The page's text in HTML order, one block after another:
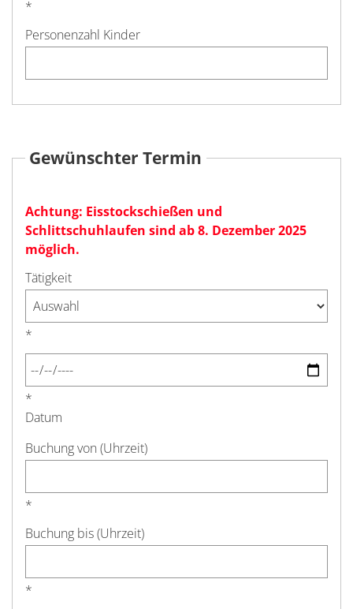
*
Personenzahl Kinder
Gewünschter Termin
Achtung: Eisstockschießen und
Schlittschuhlaufen sind ab 8. Dezember 2025
möglich.
Tätigkeit
*
*
Datum
Buchung von (Uhrzeit)
*
Buchung bis (Uhrzeit)
*